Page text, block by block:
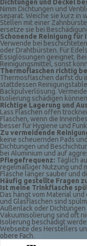
Dichtungen und Deckel
Nimm Dichtungen und
separat. Weiche sie kurz in
Stellen mit einer
ersetze sie bei
Schonende Reinigung für
Verwende bei
oder Drahtbürsten. Für
Essiglösungen geeignet.
Reinigungsmittel, sonst
Thermoflaschen richtig
Thermosflaschen darfst du
stattdessen
Backpulverlösung.
Isolierung schädigen
Richtige Lagerung und
Lass Flaschen offen
Flaschen, wenn die
besser für Hygiene und
Zu vermeidende
keine scheuernden Pads
Dichtungen und
bei Aluminium und auf
Pflegefrequenz: Täglich
regelmäßiger Nutzung und
Flasche länger sauber und
Häufig gestellte Fragen
Ist meine Trinkflasche
Das hängt vom Material
und Glasflaschen sind
Außenlack oder
Vakuumisolierung sind oft
Isolierung beschädigt
Webseite des Herstellers
obere Fach.